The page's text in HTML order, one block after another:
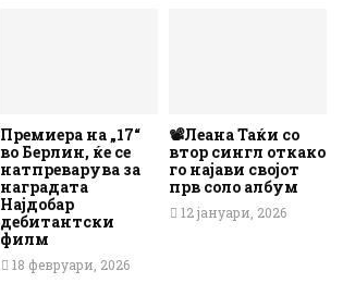
Премиера на „17“
во Берлин, ќе се
натпреварува за
наградата
Најдобар
дебитантски
филм
18 февруари, 2026
📽️Леана Таќи со
втор сингл откако
го најави својот
прв соло албум
12 јануари, 2026